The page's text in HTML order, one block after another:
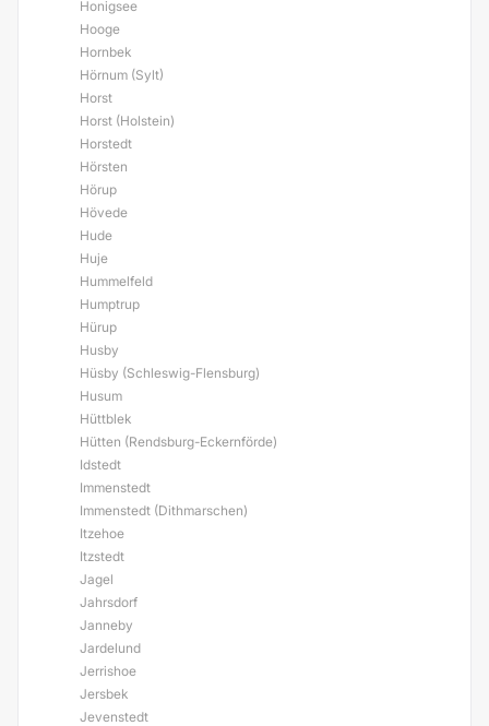
Honigsee
Hooge
Hornbek
Hörnum (Sylt)
Horst
Horst (Holstein)
Horstedt
Hörsten
Hörup
Hövede
Hude
Huje
Hummelfeld
Humptrup
Hürup
Husby
Hüsby (Schleswig-Flensburg)
Husum
Hüttblek
Hütten (Rendsburg-Eckernförde)
Idstedt
Immenstedt
Immenstedt (Dithmarschen)
Itzehoe
Itzstedt
Jagel
Jahrsdorf
Janneby
Jardelund
Jerrishoe
Jersbek
Jevenstedt